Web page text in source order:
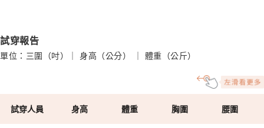
試穿報告
單位：三圍（吋）｜ 身高（公分） ｜ 體重（公斤）
試穿人員 身高 體重 胸圍 腰圍